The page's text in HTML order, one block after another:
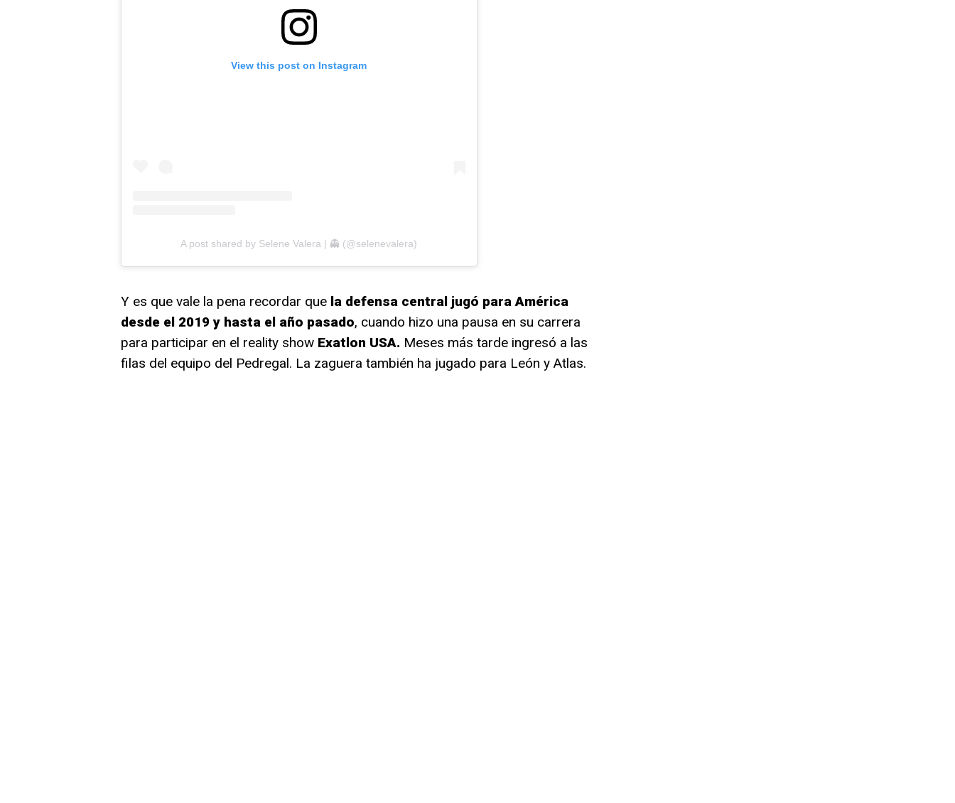
View this post on Instagram
A post shared by Selene Valera | 👻 (@selenevalera)
Y es que vale la pena recordar que la defensa central jugó para América
desde el 2019 y hasta el año pasado, cuando hizo una pausa en su carrera
para participar en el reality show Exatlon USA. Meses más tarde ingresó a las
filas del equipo del Pedregal. La zaguera también ha jugado para León y Atlas.